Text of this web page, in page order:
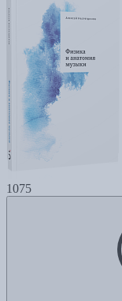
1075